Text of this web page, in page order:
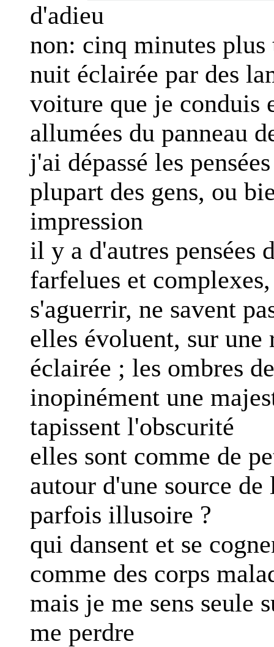
d'adieu
non: cinq minutes
nuit éclairée par des
voiture que je conduis
allumées du panneau
j'ai dépassé les
plupart des gens, ou
impression
il y a d'autres pensées
farfelues et
s'aguerrir, ne savent
elles évoluent, sur une
éclairée ; les ombres
inopinément une
tapissent l'obscurité
elles sont comme de
autour d'une source
parfois illusoire ?
qui dansent et se
comme des corps
mais je me sens seule
me perdre